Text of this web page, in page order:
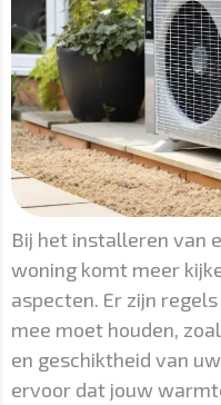
Bij het installeren van
woning komt meer
aspecten. Er zijn
mee moet houden,
en geschiktheid van
ervoor dat jouw